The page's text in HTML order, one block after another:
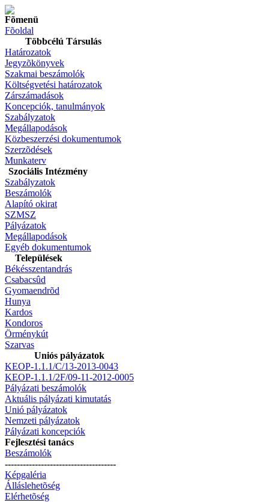
Fõmenü
Fõoldal
Többcélú Társulás
Határozatok
Jegyzõkönyvek
Szakmai beszámolók
Költségvetési határozatok
Zárszámadások
Koncepciók, tanulmányok
Szabályzatok
Megállapodások
Közbeszerzési dokumentumok
Szerzõdések
Munkaterv
Szociális Intézmény
Szabályzatok
Beszámolók
Alapító okirat
SZMSZ
Pályázatok
Megállapodások
Egyéb dokumentumok
Települések
Békésszentandrás
Csabacsûd
Gyomaendrõd
Hunya
Kardos
Kondoros
Örménykút
Szarvas
Uniós pályázatok
KEOP-1.1.1/C/13-2013-0043
KEOP-1.1.1/2F/09-11-2012-0005
Pályázati beszámolók
Aktuális pályázati kimutatás
Unió pályázatok
Nemzeti pályázatok
Pályázati koncepciók
Fejlesztési tanács
Beszámolók
-------------------------------------
Képgaléria
Álláslehetõség
Elérhetõség